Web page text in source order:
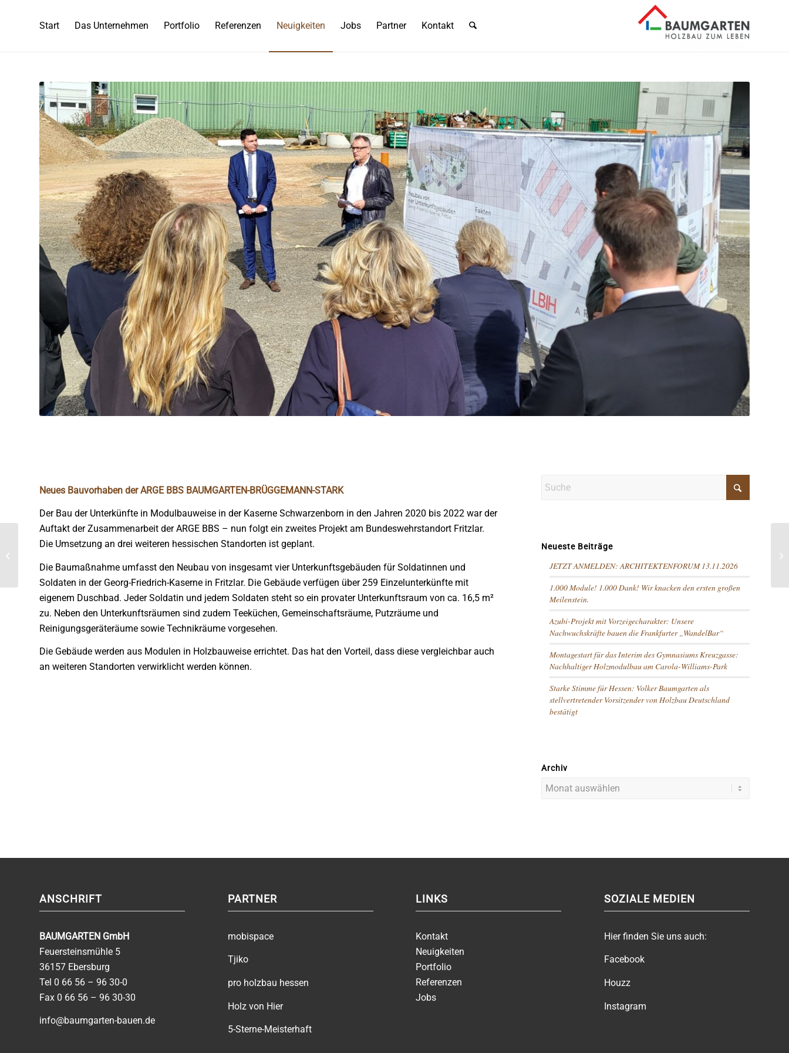
Start Das Unternehmen Portfolio Referenzen Neuigkeiten Jobs Partner Kontakt
Neues Bauvorhaben der ARGE BBS BAUMGARTEN-BRÜGGEMANN-STARK
Der Bau der Unterkünfte in Modulbauweise in der Kaserne Schwarzenborn in den Jahren 2020 bis 2022 war der
Auftakt der Zusammenarbeit der ARGE BBS – nun folgt ein zweites Projekt am Bundeswehrstandort Fritzlar.
Die Umsetzung an drei weiteren hessischen Standorten ist geplant.
Die Baumaßnahme umfasst den Neubau von insgesamt vier Unterkunftsgebäuden für Soldatinnen und
Soldaten in der Georg-Friedrich-Kaserne in Fritzlar. Die Gebäude verfügen über 259 Einzelunterkünfte mit
eigenem Duschbad. Jeder Soldatin und jedem Soldaten steht so ein provater Unterkunftsraum von ca. 16,5 m²
zu. Neben den Unterkunftsräumen sind zudem Teeküchen, Gemeinschaftsräume, Putzräume und
Reinigungsgeräteräume sowie Technikräume vorgesehen.
Die Gebäude werden aus Modulen in Holzbauweise errichtet. Das hat den Vorteil, dass diese vergleichbar auch
an weiteren Standorten verwirklicht werden können.
Neueste Beiträge
JETZT ANMELDEN: ARCHITEKTENFORUM 13.11.2026
1.000 Module! 1.000 Dank! Wir knacken den ersten großen
Meilenstein.
Azubi-Projekt mit Vorzeigecharakter: Unsere
Nachwuchskräfte bauen die Frankfurter „WandelBar“
Montagestart für das Interim des Gymnasiums Kreuzgasse:
Nachhaltiger Holzmodulbau am Carola-Williams-Park
Starke Stimme für Hessen: Volker Baumgarten als
stellvertretender Vorsitzender von Holzbau Deutschland
bestätigt
Archiv
ANSCHRIFT
BAUMGARTEN GmbH
Feuersteinsmühle 5
36157 Ebersburg
Tel 0 66 56 – 96 30-0
Fax 0 66 56 – 96 30-30
info@baumgarten-bauen.de
PARTNER
mobispace
Tjiko
pro holzbau hessen
Holz von Hier
5-Sterne-Meisterhaft
LINKS
Kontakt
Neuigkeiten
Portfolio
Referenzen
Jobs
SOZIALE MEDIEN
Hier finden Sie uns auch:
Facebook
Houzz
Instagram
EINWEIHUNGSFEIER
UNSERER 3D-